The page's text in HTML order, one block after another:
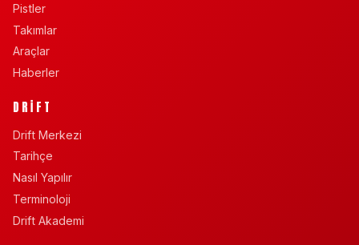
Pistler
Takımlar
Araçlar
Haberler
DRIFT
Drift Merkezi
Tarihçe
Nasıl Yapılır
Terminoloji
Drift Akademi